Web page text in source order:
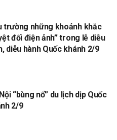
trường những khoảnh khắc
đối điện ảnh” trong lễ diễu
diễu hành Quốc khánh 2/9
“bùng nổ” du lịch dịp Quốc
2/9